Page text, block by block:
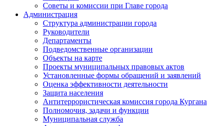
Советы и комиссии при Главе города
Администрация
Структура администрации города
Руководители
Департаменты
Подведомственные организации
Объекты на карте
Проекты муниципальных правовых актов
Установленные формы обращений и заявлений
Оценка эффективности деятельности
Защита населения
Антитеррористическая комиссия города Кургана
Полномочия, задачи и функции
Муниципальная служба